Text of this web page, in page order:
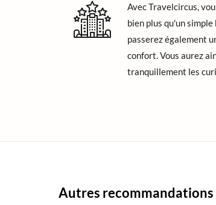
Avec Travelcircus,
bien plus qu'un
passerez également
confort. Vous aurez
tranquillement les
Autres recommandations